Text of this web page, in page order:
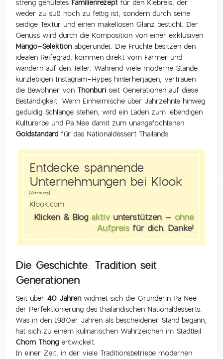
streng gehütetes Familienrezept für den Klebreis, der
weder zu süß noch zu fettig ist, sondern durch seine
seidige Textur und einen makellosen Glanz besticht. Der
Genuss wird durch die Komposition von einer exklusiven
Mango-Selektionabgerundet. Die Früchte besitzen den
idealen Reifegrad, kommen direkt vom Farmer und
wandern auf den Teller. Während viele moderne Stände
kurzlebigen Instagram-Hypes hinterherjagen, vertrauen
die Bewohner von Thonburi seit Generationen auf diese
Beständigkeit. Wenn Einheimische über Jahrzehnte hinweg
geduldig Schlange stehen, wird ein Laden zum lebendigen
Kulturerbe und Pa Nee damit zum unangefochtenen
Goldstandard für das Nationaldessert Thailands.
Entdecke spannende
Unternehmungen bei Klook
[Werbung]
Klook.com
Klicken & Blog aktivunterstützen – ohne
Aufpreisfür dich. Danke!
Die Geschichte: Tradition seit
Generationen
Seit über 40 Jahrenwidmet sich die Gründerin Pa Nee
der Perfektionierung des thailändischen Nationaldesserts.
Was in den 1980er Jahren als bescheidener Stand begann,
hat sich zu einem kulinarischen Wahrzeichen im Stadtteil
Chom Thong entwickelt.
In einer Zeit, in der viele Traditionsbetriebe modernen